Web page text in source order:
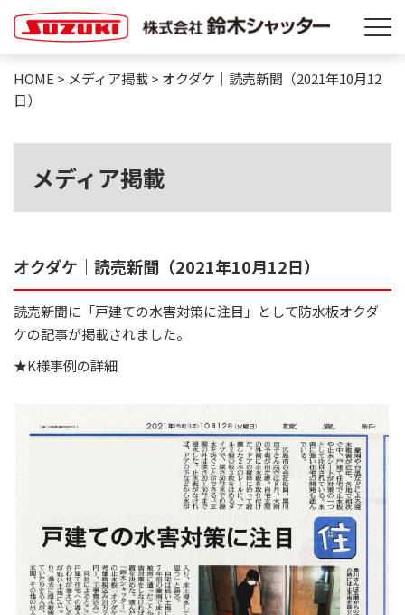
HOME > メディア掲載> オクダケ｜読売新聞（2021年10月12
日）
メディア掲載
オクダケ｜読売新聞（2021年10月12日）
読売新聞に「戸建ての水害対策に注目」として防水板オクダ
ケの記事が掲載されました。
★K様事例の詳細